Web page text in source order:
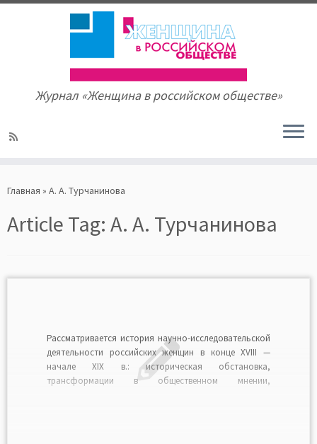
to
Журнал «Женщина в российском обществе»
Главная » А. А. Турчанинова
Article Tag: А. А. Турчанинова
Рассматривается история научно-исследовательской
деятельности российских женщин в конце XVIII —
начале XIX в.: историческая обстановка,
трансформации в общественном мнении,